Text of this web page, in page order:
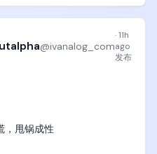
在中国就买影印版中文翻译
了并不贵，在英语国家可以
以陪伴绝大多数人从6岁到
A Hands-on, Project-
子的第一本编程书，让孩子
脑敲敲敲，敲敲敲，敲敲
过去
@ivanalog_com
·11h
ago
发布
，甩锅成性